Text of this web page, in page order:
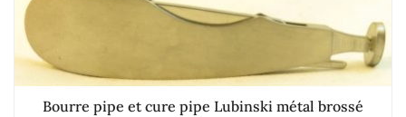
Bourre pipe et cure pipe Lubinski métal brossé